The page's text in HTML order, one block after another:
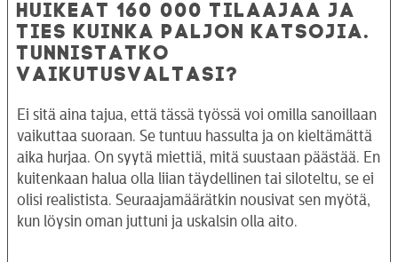
HUIKEAT 160 000 TILAAJAA JA
TIES KUINKA PALJON KATSOJIA.
TUNNISTATKO
VAIKUTUSVALTASI?
Ei sitä aina tajua, että tässä työssä voi omilla sanoillaan
vaikuttaa suoraan. Se tuntuu hassulta ja on kieltämättä
aika hurjaa. On syytä miettiä, mitä suustaan päästää. En
kuitenkaan halua olla liian täydellinen tai siloteltu, se ei
olisi realistista. Seuraajamäärätkin nousivat sen myötä,
kun löysin oman juttuni ja uskalsin olla aito.